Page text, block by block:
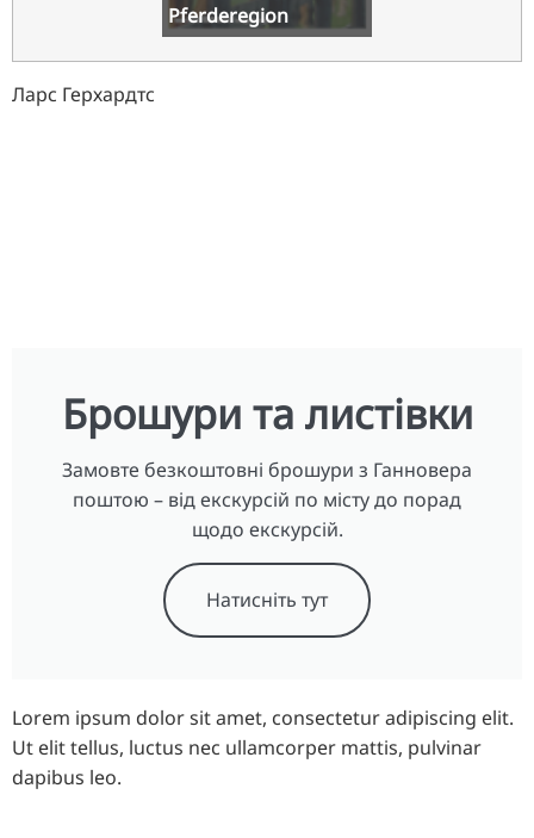
Pferderegion
Ларс Герхардтс
Брошури та листівки
Замовте безкоштовні брошури з Ганновера
поштою – від екскурсій по місту до порад
щодо екскурсій.
Натисніть тут
Lorem ipsum dolor sit amet, consectetur adipiscing elit.
Ut elit tellus, luctus nec ullamcorper mattis, pulvinar
dapibus leo.